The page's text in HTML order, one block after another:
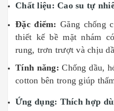
Chất liệu: Cao su tự
Đặc điểm: Găng chống
thiết kế bề mặt nhám
rung, trơn trượt và chịu
Tính năng: Chống dầu,
cotton bên trong giúp
Ứng dụng: Thích hợp